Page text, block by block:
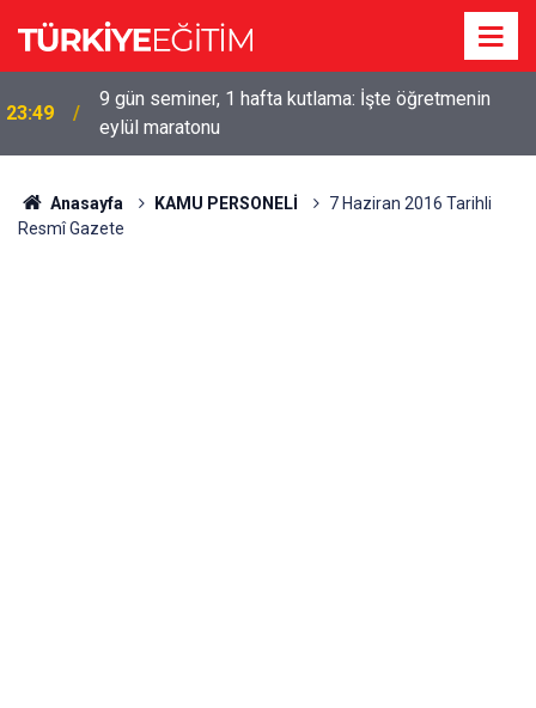
23:49
9 gün seminer, 1 hafta kutlama: İşte öğretmenin
eylül maratonu
Anasayfa KAMU PERSONELİ
7 Haziran 2016 Tarihli
Resmî Gazete